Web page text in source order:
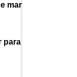
marketing?
la creación